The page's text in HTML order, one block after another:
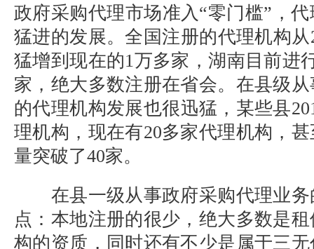
政府采购代理市场准入“零门槛”，
猛进的发展。全国注册的代理机构从
猛增到现在的1万多家，湖南目前进
家，绝大多数注册在省会。在县级
的代理机构发展也很迅猛，某些县
理机构，现在有20多家代理机构，
量突破了40家。
在县一级从事政府采购代理业
点：本地注册的很少，绝大多数是
构的资质，同时还有不少是属于三